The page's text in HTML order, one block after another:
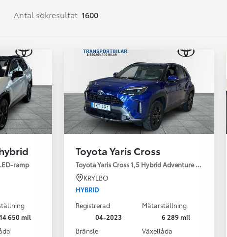
Corolla
HYBRID
Från 324 900 kr
Från 3 194 kr/mån
Antal sökresultat 1600
ramp
14 650 mil
Toyota Yaris Cross
Toyota Yaris Cross 1,5 Hybrid Adventure Drag V-Hjul
KRYLBO
HYBRID
Registrerad
04-2023
Mätarställning
6 289 mil
Bränsle
Växellåda